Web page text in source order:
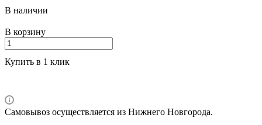
В наличии
В корзину
Купить в 1 клик
Самовывоз осуществляется из Нижнего Новгорода.